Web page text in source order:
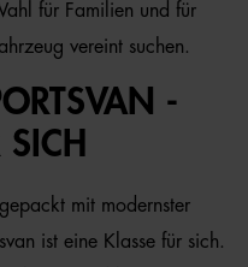
für Familien und für
vereint suchen.
-
mit modernster
ist eine Klasse für sich.